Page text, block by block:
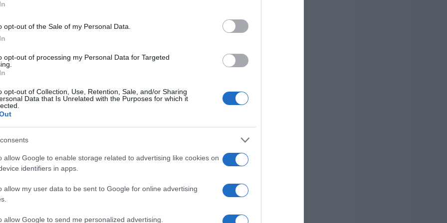
opt-out of the Sale of my Personal Data.
opt-out of processing my Personal Data for Targeted
opt-out of Collection, Use, Retention, Sale, and/or Sharing
Data that Is Unrelated with the Purposes for which it
allow Google to enable storage related to advertising like cookies on
identifiers in apps.
allow my user data to be sent to Google for online advertising
allow Google to send me personalized advertising.
immáron hivatalos a hír: beadták a
a közös életüket. Mindemellett igyekeznek
a gyerekeik csak úgy fejlődhetnek
ha a szülők jó viszonyban maradnak